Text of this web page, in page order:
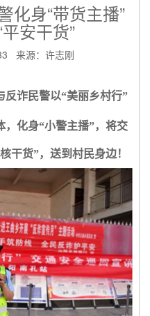
化身“带货主播”
安干货”
来源：许志刚
反诈民警以“美丽乡村行”
，化身“小警主播”，将交
干货”，送到村民身边！